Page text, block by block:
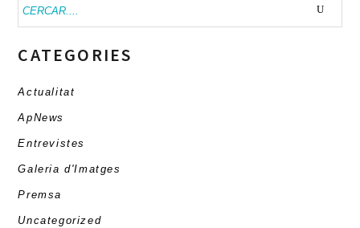
Buscar:
CATEGORIES
Actualitat
ApNews
Entrevistes
Galeria d'Imatges
Premsa
Uncategorized